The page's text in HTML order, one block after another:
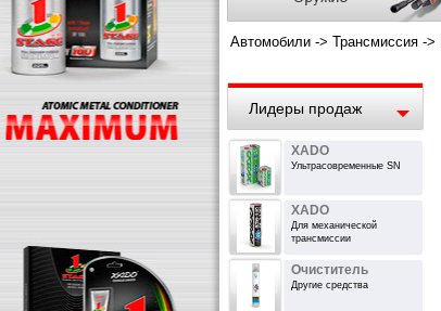
Автомобили -> Трансмиссия ->
Лидеры продаж
XADO
Ультрасовременные SN
XADO
Для механической
трансмиссии
Очиститель
Другие средства